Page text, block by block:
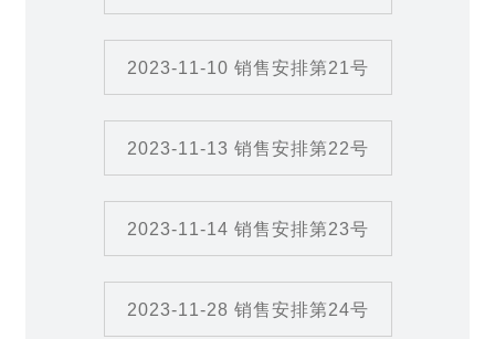
2023-11-10 销售安排第21号
2023-11-13 销售安排第22号
2023-11-14 销售安排第23号
2023-11-28 销售安排第24号